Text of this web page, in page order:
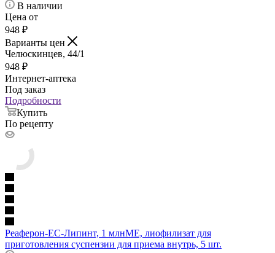
В наличии
Цена от
948 ₽
Варианты цен
Челюскинцев, 44/1
948 ₽
Интернет-аптека
Под заказ
Подробности
Купить
По рецепту
Реаферон-ЕС-Липинт, 1 млнМЕ, лиофилизат для
приготовления суспензии для приема внутрь, 5 шт.